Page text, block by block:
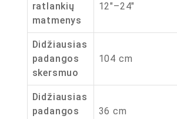
ratlankių
matmenys
12″–24″
Didžiausias
padangos
skersmuo
104 cm
Didžiausias
padangos
36 cm